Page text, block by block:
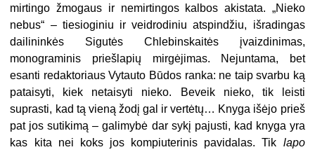
mirtingo žmogaus ir nemirtingos kalbos akistata. „Nieko
nebus“ – tiesioginiu ir veidrodiniu atspindžiu, išradingas
dailininkės Sigutės Chlebinskaitės įvaizdinimas,
monograminis priešlapių mirgėjimas. Nejuntama, bet
esanti redaktoriaus Vytauto Būdos ranka: ne taip svarbu ką
pataisyti, kiek netaisyti nieko. Beveik nieko, tik leisti
suprasti, kad tą vieną žodį gal ir vertėtų… Knyga išėjo prieš
pat jos sutikimą – galimybė dar sykį pajusti, kad knyga yra
kas kita nei koks jos kompiuterinis pavidalas. Tik lapo